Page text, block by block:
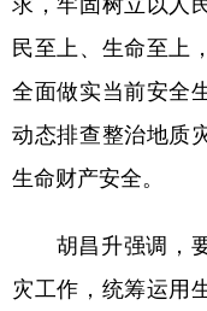
民至上、生命至上
全面做实当前安全
动态排查整治地质
生命财产安全。
胡昌升强调，要
灾工作，统筹运用